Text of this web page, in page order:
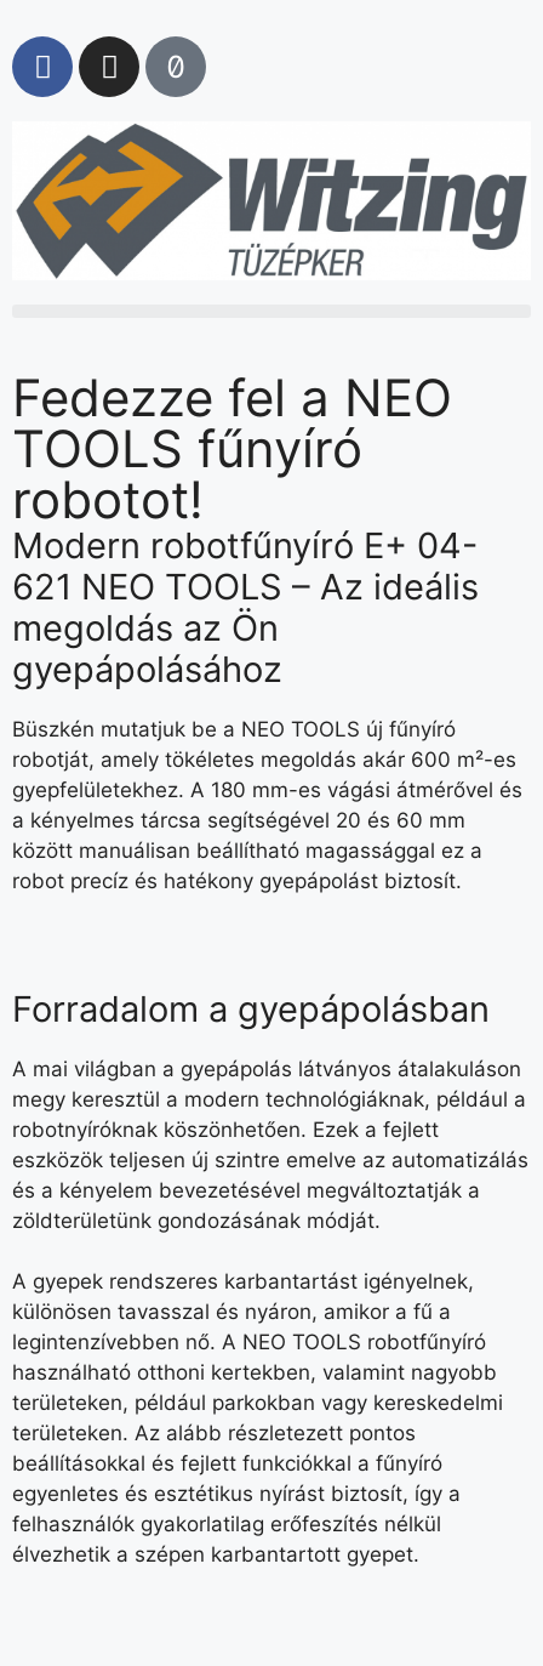
Fedezze fel a NEO
TOOLS fűnyíró
robotot!
Modern robotfűnyíró E+ 04-
621 NEO TOOLS – Az ideális
megoldás az Ön
gyepápolásához
Büszkén mutatjuk be a NEO TOOLS új fűnyíró
robotját, amely tökéletes megoldás akár 600 m²-es
gyepfelületekhez. A 180 mm-es vágási átmérővel és
a kényelmes tárcsa segítségével 20 és 60 mm
között manuálisan beállítható magassággal ez a
robot precíz és hatékony gyepápolást biztosít.
Forradalom a gyepápolásban
A mai világban a gyepápolás látványos átalakuláson
megy keresztül a modern technológiáknak, például a
robotnyíróknak köszönhetően. Ezek a fejlett
eszközök teljesen új szintre emelve az automatizálás
és a kényelem bevezetésével megváltoztatják a
zöldterületünk gondozásának módját.
A gyepek rendszeres karbantartást igényelnek,
különösen tavasszal és nyáron, amikor a fű a
legintenzívebben nő. A NEO TOOLS robotfűnyíró
használható otthoni kertekben, valamint nagyobb
területeken, például parkokban vagy kereskedelmi
területeken. Az alább részletezett pontos
beállításokkal és fejlett funkciókkal a fűnyíró
egyenletes és esztétikus nyírást biztosít, így a
felhasználók gyakorlatilag erőfeszítés nélkül
élvezhetik a szépen karbantartott gyepet.